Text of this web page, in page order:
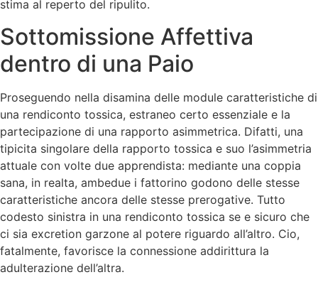
stima al reperto del ripulito.
Sottomissione Affettiva
dentro di una Paio
Proseguendo nella disamina delle module caratteristiche di
una rendiconto tossica, estraneo certo essenziale e la
partecipazione di una rapporto asimmetrica. Difatti, una
tipicita singolare della rapporto tossica e suo l’asimmetria
attuale con volte due apprendista: mediante una coppia
sana, in realta, ambedue i fattorino godono delle stesse
caratteristiche ancora delle stesse prerogative. Tutto
codesto sinistra in una rendiconto tossica se e sicuro che
ci sia excretion garzone al potere riguardo all’altro. Cio,
fatalmente, favorisce la connessione addirittura la
adulterazione dell’altra.